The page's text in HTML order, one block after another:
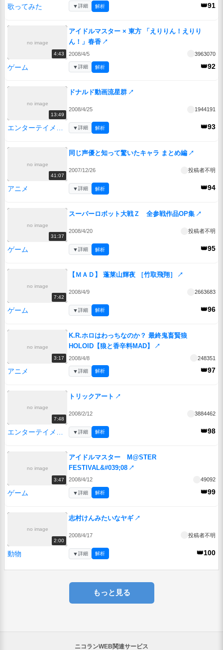
歌ってみた 👑91
▼詳細 解析
no image
4:43
アイドルマスター × 東方 「えりりん！えりり
ん！」春香 ↗
2008/4/5 3963070
ゲーム 👑92
▼詳細 解析
no image
13:49
ドナルド動画流星群 ↗
2008/4/25 1944191
エンターテイメント 👑93
▼詳細 解析
no image
41:07
同じ声優と知って驚いたキャラ まとめ編 ↗
2007/12/26 投稿者不明
アニメ 👑94
▼詳細 解析
no image
31:37
スーパーロボット大戦Ｚ 全参戦作品OP集 ↗
2008/4/20 投稿者不明
ゲーム 👑95
▼詳細 解析
no image
7:42
【ＭＡＤ】 蓬莱山輝夜 ［竹取飛翔］ ↗
2008/4/9 2663683
ゲーム 👑96
▼詳細 解析
no image
3:17
K.R.ホロはわっちなのか？ 最終鬼畜賢狼
HOLOID【狼と香辛料MAD】
↗
2008/4/8 248351
アニメ 👑97
▼詳細 解析
no image
7:48
トリックアート ↗
2008/2/12 3884462
👑98
▼詳細 解析
no image
3:47
アイドルマスター M@STER
FESTIVAL&#039;08 ↗
2008/4/12 49092
ゲーム 👑99
▼詳細 解析
no image
2:00
志村けんみたいなヤギ ↗
2008/4/17 投稿者不明
動物 👑100
▼詳細 解析
もっと見る
ニコランWEB関連サービス